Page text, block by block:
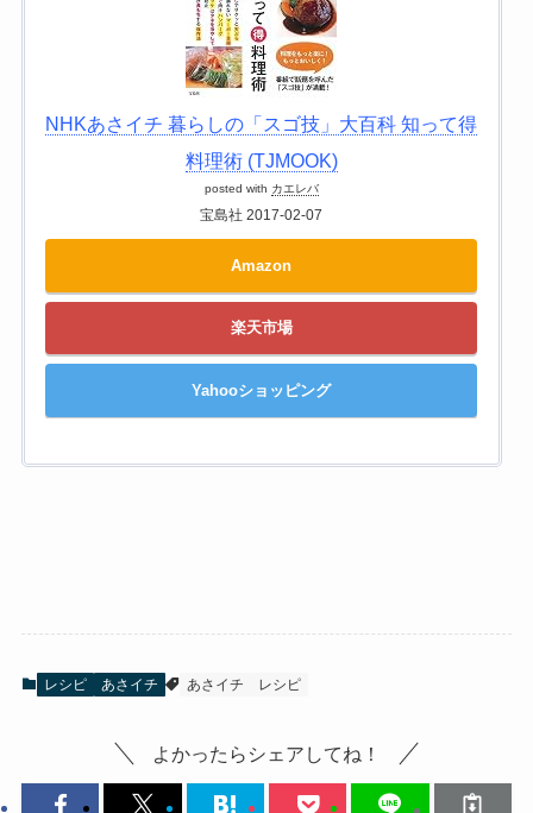
NHKあさイチ 暮らしの「スゴ技」大百科 知って得
料理術 (TJMOOK)
posted with カエレバ
宝島社 2017-02-07
Amazon
楽天市場
Yahooショッピング
レシピ あさイチ あさイチ レシピ
よかったらシェアしてね！